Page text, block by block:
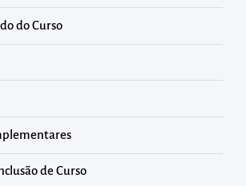
do Curso
de Curso